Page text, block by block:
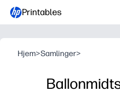
Printables
Hjem>Samlinger>